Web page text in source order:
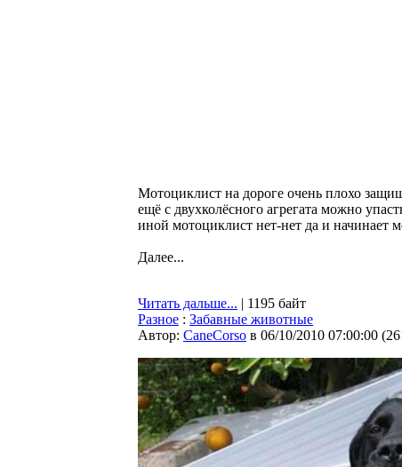
Мотоциклист на дороге очень плохо
ещё с двухколёсного агрегата можно
иной мотоциклист нет-нет да и начинает
Далее...
Читать дальше... | 1195 байт
Разное : Забавные животные
Автор: CaneCorso в 06/10/2010 07:00:00 (